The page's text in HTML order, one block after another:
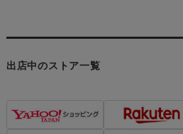
出店中のストア一覧